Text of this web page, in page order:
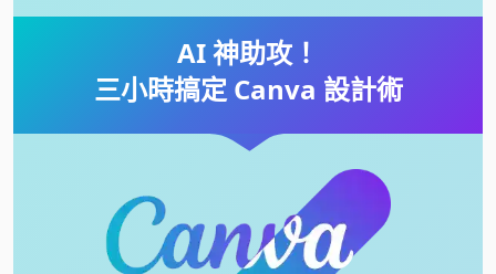
AI 神助攻！
三小時搞定 Canva 設計術